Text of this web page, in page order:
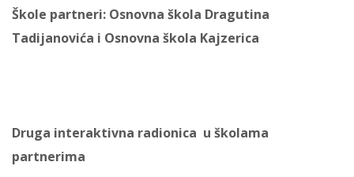
Škole partneri: Osnovna škola Dragutina
Tadijanovića i Osnovna škola Kajzerica
Druga interaktivna radionica u školama
partnerima